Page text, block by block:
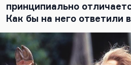
принципиально
Как бы на него ответили